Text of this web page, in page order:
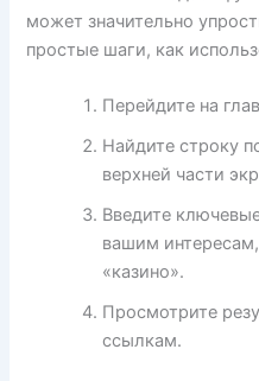
может значительно
простые шаги, как
Перейдите на
Найдите строку
верхней части
Введите
вашим
«казино».
Просмотрите
ссылкам.